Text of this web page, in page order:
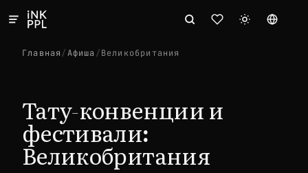
Главная/Афиша /Великобритания
Тату-конвенции и
фестивали:
Великобритания